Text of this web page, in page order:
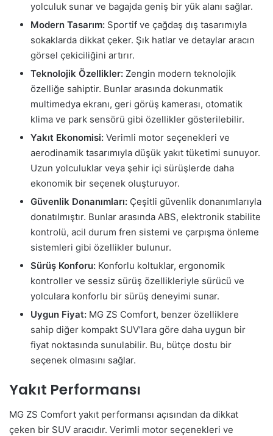
yolculuk sunar ve bagajda geniş bir yük alanı sağlar.
Modern Tasarım: Sportif ve çağdaş dış tasarımıyla
sokaklarda dikkat çeker. Şık hatlar ve detaylar aracın
görsel çekiciliğini artırır.
Teknolojik Özellikler: Zengin modern teknolojik
özelliğe sahiptir. Bunlar arasında dokunmatik
multimedya ekranı, geri görüş kamerası, otomatik
klima ve park sensörü gibi özellikler gösterilebilir.
Yakıt Ekonomisi: Verimli motor seçenekleri ve
aerodinamik tasarımıyla düşük yakıt tüketimi sunuyor.
Uzun yolculuklar veya şehir içi sürüşlerde daha
ekonomik bir seçenek oluşturuyor.
Güvenlik Donanımları: Çeşitli güvenlik donanımlarıyla
donatılmıştır. Bunlar arasında ABS, elektronik stabilite
kontrolü, acil durum fren sistemi ve çarpışma önleme
sistemleri gibi özellikler bulunur.
Sürüş Konforu: Konforlu koltuklar, ergonomik
kontroller ve sessiz sürüş özellikleriyle sürücü ve
yolculara konforlu bir sürüş deneyimi sunar.
Uygun Fiyat: MG ZS Comfort, benzer özelliklere
sahip diğer kompakt SUV’lara göre daha uygun bir
fiyat noktasında sunulabilir. Bu, bütçe dostu bir
seçenek olmasını sağlar.
Yakıt Performansı
MG ZS Comfort yakıt performansı açısından da dikkat
çeken bir SUV aracıdır. Verimli motor seçenekleri ve